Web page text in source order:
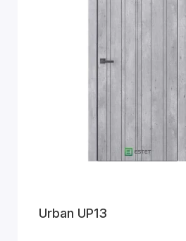
Urban UP13